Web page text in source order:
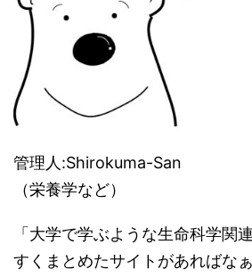
管理人:Shirokuma-San
（栄養学など）
「大学で学ぶような生命科学関
すくまとめたサイトがあればな